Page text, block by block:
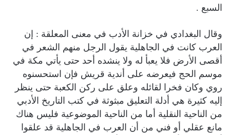
السبع .
وقال البغدادي في خزانة الأدب في معنى المعلقة : إن
العرب كانت في الجاهلية يقول الرجل منهم الشعر في
أقصى الأرض فلا يعبأ له ولا ينشده أحد حتى يأتي مكة في
موسم الحج فيعرضه على أندية قريش فإن استحسنوه
روي وكان فخرا لقائله وعلق على ركن الكعبة حتى ينظر
إليه كثيرة هي أدلة التعليق مبثوثة في كتب التاريخ الأدبي
من الناحية النقلية أما من الناحية الموضوعية فليس هناك
مانع عقلي أو فني من أن العرب في الجاهلية قد علقوا